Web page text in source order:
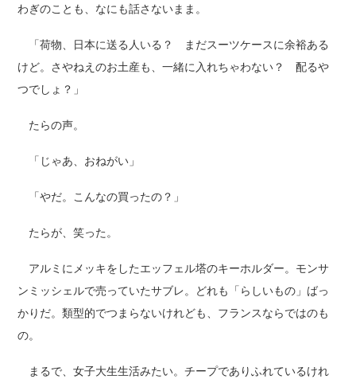
わぎのことも、なにも話さないまま。
「荷物、日本に送る人いる？ まだスーツケースに余裕ある
けど。さやねえのお土産も、一緒に入れちゃわない？ 配るや
つでしょ？」
たらの声。
「じゃあ、おねがい」
「やだ。こんなの買ったの？」
たらが、笑った。
アルミにメッキをしたエッフェル塔のキーホルダー。モンサ
ンミッシェルで売っていたサブレ。どれも「らしいもの」ばっ
かりだ。類型的でつまらないけれども、フランスならではのも
の。
まるで、女子大生生活みたい。チープでありふれているけれ